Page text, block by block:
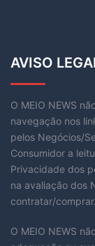
AVISO
O MEIO NEWS
navegação nos
pelos Negócios/
Consumidor a
Privacidade dos
na avaliação dos
contratar/comprar.
O MEIO NEWS